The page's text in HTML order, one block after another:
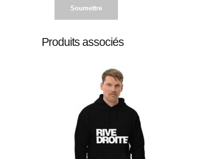
Produits associés